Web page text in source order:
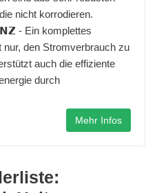
nicht korrodieren.
- Ein komplettes
nur, den Stromverbrauch zu
auch die effiziente
durch
Mehr Infos